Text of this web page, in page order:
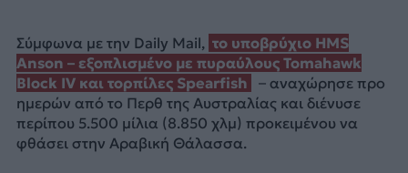
Σύμφωνα με την Daily Mail, το υποβρύχιο HMS
Anson – εξοπλισμένο με πυραύλους Tomahawk
Block IV και τορπίλες Spearfish
– αναχώρησε προ
ημερών από το Περθ της Αυστραλίας και διένυσε
περίπου 5.500 μίλια (8.850 χλμ) προκειμένου να
φθάσει στην Αραβική Θάλασσα.